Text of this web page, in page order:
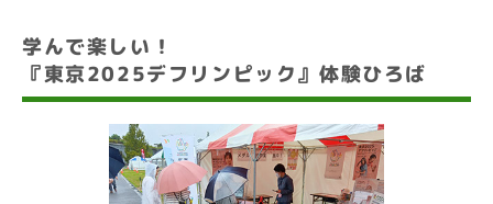
学んで楽しい！
『東京2025デフリンピック』体験ひろば